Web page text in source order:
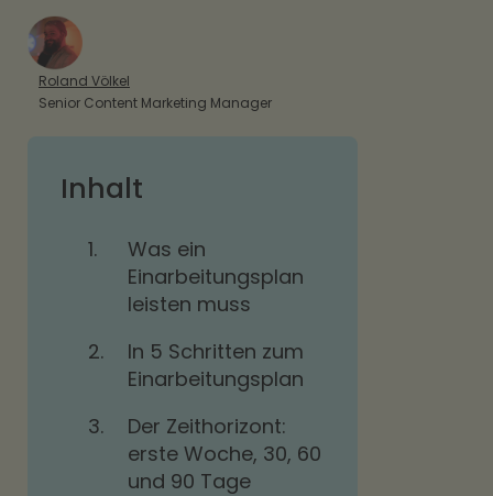
Roland Völkel
Senior Content Marketing Manager
Inhalt
1.
Was ein
Einarbeitungsplan
leisten muss
2.
In 5 Schritten zum
Einarbeitungsplan
3.
Der Zeithorizont:
erste Woche, 30, 60
und 90 Tage